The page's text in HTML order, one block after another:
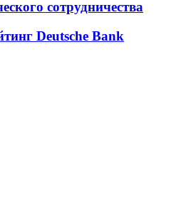
сотрудничества
Deutsche Bank